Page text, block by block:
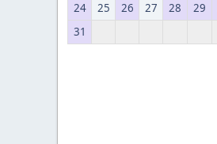
24
25 26 27 28 29
31